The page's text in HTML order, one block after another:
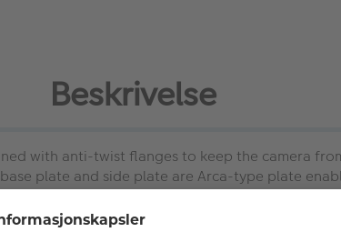
Beskrivelse
with anti-twist flanges to keep the camera
plate and side plate are Arca-type plate
head.
Features a flat screwdriver on the bottom